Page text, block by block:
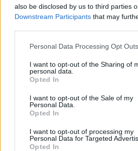
also be disclosed by us to third parties
Downstream Participants that may
Please note that this website/app uses
not limited to your visit or usage
grant or deny consent to Google and its
use your data for below specified
consent section.
Personal Data Processing Opt Outs
I want to opt-out of the Sharing of
personal data.
Opted In
I want to opt-out of the Sale of my
Personal Data.
Opted In
I want to opt-out of processing my
Personal Data for Targeted
Opted In
Διαβάζονται αυτή τη στιγμή
Η γαλάζια «θετική ατζέντα»
2027 - Το παράπονο της
ΣΥΡΙΖΑ μελετούν Ιστορία